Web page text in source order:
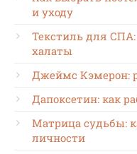
и уходу
Текстиль для
халаты
Джеймс Кэмерон:
Дапоксетин: как
Матрица судьбы:
личности